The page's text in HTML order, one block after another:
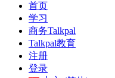
首页
学习
商务Talkpal
Talkpal教育
注册
登录